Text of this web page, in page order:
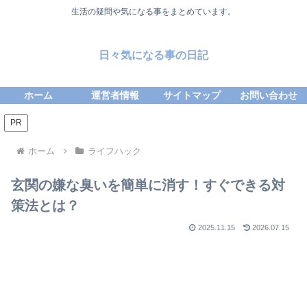
生活の疑問や気になる事をまとめています。
日々気になる事の日記
ホーム 運営者情報 サイトマップ お問い合わせ
PR
ホーム ライフハック
玄関の嫌な臭いを簡単に消す！すぐできる対
策法とは？
2025.11.15 2026.07.15